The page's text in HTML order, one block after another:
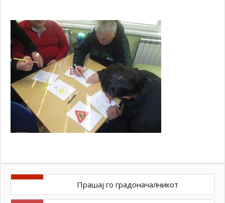
Прашај го градоначалникот